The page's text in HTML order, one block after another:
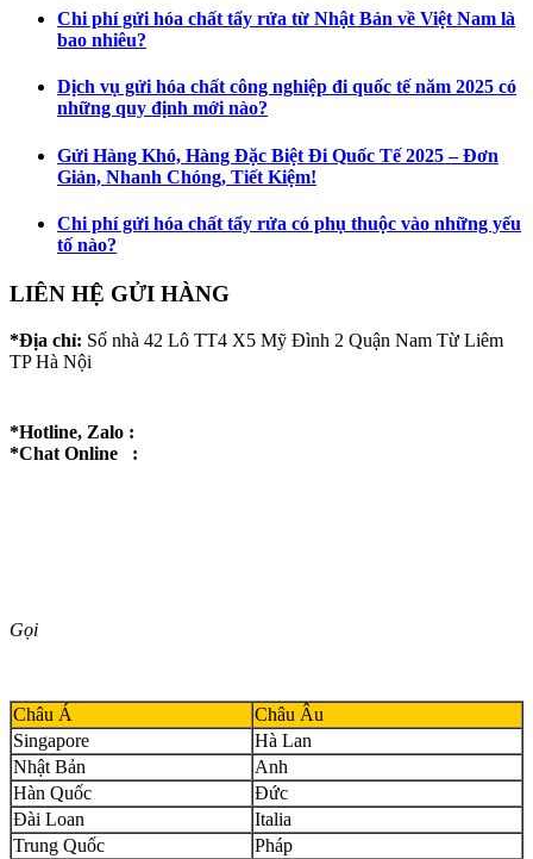
Chi phí gửi hóa chất tẩy rửa từ Nhật Bản về Việt Nam là
bao nhiêu?
Dịch vụ gửi hóa chất công nghiệp đi quốc tế năm 2025 có
những quy định mới nào?
Gửi Hàng Khó, Hàng Đặc Biệt Đi Quốc Tế 2025 – Đơn
Giản, Nhanh Chóng, Tiết Kiệm!
Chi phí gửi hóa chất tẩy rửa có phụ thuộc vào những yếu
tố nào?
LIÊN HỆ GỬI HÀNG
*Địa chỉ: Số nhà 42 Lô TT4 X5 Mỹ Đình 2 Quận Nam Từ Liêm
TP Hà Nội
*Hotline, Zalo :
*Chat Online :
Gọi
Châu Á
Châu Âu
Singapore
Hà Lan
Nhật Bản
Anh
Hàn Quốc
Đức
Đài Loan
Italia
Trung Quốc
Pháp